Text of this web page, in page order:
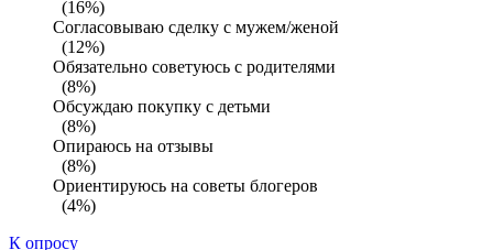
(16%)
Согласовываю сделку с мужем/женой
(12%)
Обязательно советуюсь с родителями
(8%)
Обсуждаю покупку с детьми
(8%)
Опираюсь на отзывы
(8%)
Ориентируюсь на советы блогеров
(4%)
К опросу